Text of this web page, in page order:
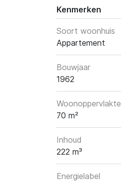
Kenmerken
Soort woonhuis
Appartement
Bouwjaar
1962
Woonoppervlakte
70 m²
Inhoud
222 m³
Energielabel